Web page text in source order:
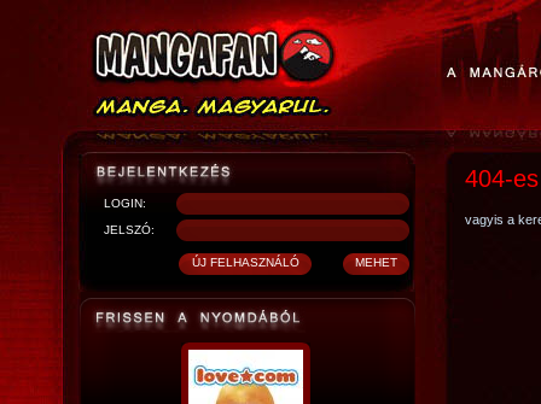
LOGIN:
JELSZÓ:
404-
vagyis a